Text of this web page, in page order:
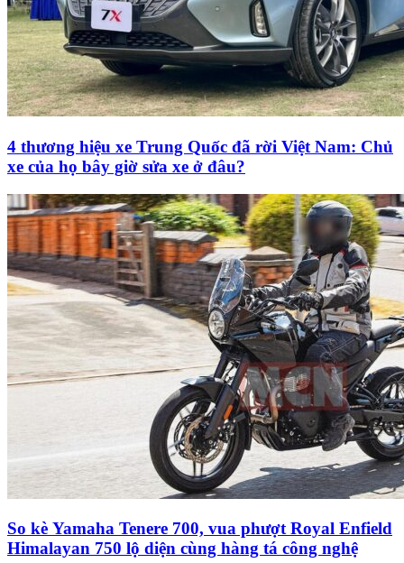
4 thương hiệu xe Trung Quốc đã rời Việt Nam: Chủ
xe của họ bây giờ sửa xe ở đâu?
So kè Yamaha Tenere 700, vua phượt Royal Enfield
Himalayan 750 lộ diện cùng hàng tá công nghệ